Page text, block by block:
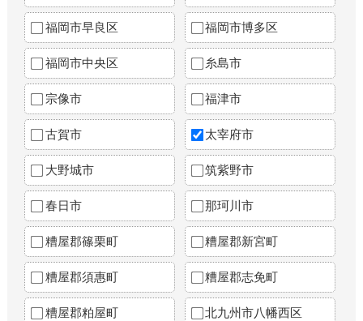
福岡市早良区 福岡市博多区
福岡市中央区 糸島市
宗像市 福津市
古賀市 太宰府市
大野城市 筑紫野市
春日市 那珂川市
糟屋郡篠栗町 糟屋郡新宮町
糟屋郡須惠町 糟屋郡志免町
糟屋郡粕屋町 北九州市八幡西区